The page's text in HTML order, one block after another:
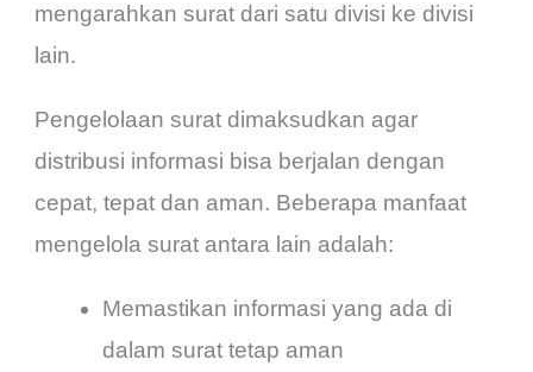
mengarahkan surat dari satu divisi ke divisi
lain.
Pengelolaan surat dimaksudkan agar
distribusi informasi bisa berjalan dengan
cepat, tepat dan aman. Beberapa manfaat
mengelola surat antara lain adalah:
Memastikan informasi yang ada di
dalam surat tetap aman